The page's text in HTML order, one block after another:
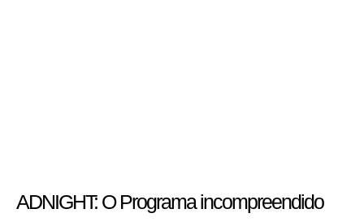
ADNIGHT: O Programa incompreendido